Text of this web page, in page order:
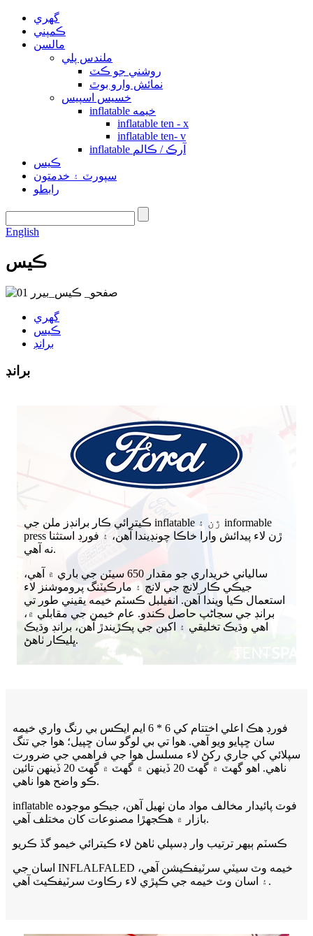
گهري
ڪمپني
مالسن
ملندس پلي
روشني جو ڪٽ
نمائش وارو بوٿ
خسيس اسپيس
inflatable خيمه
inflatable ten - x
inflatable ten- v
inflatable آرڪ / ڪالم
ڪيس
سپورٽ ۽ خدمتون
رابطو
English
ڪيس
گهري
ڪيس
برانڊ
برانڊ
ڪيترائي ڪار برانڊز ملن جي inflatable ڙن ۽ informable
press ڙن لاء پيدائش وارا خاڪا چونڊيندا آهن، ۽ فورڊ استثنا
نه آهي.
سالياني خريداري جو مقدار 650 سيٽن جي باري ۾ آهي،
جيڪي ڪار لانچ جي لانچ ۽ مارڪيٽنگ پروموشنز لاء
استعمال ڪيا ويندا آهن. انفيلبل ڪسٽم خيمه يقيني طور تي
برانڊ جي سڃاڻپ حاصل ڪندو. عام خيمن جي مقابلي ۾،
اهي وڌيڪ تخليقي ۽ اکين جي پڪڙيندڙ آهن، برانڊ وڌيڪ
ڀليڪار ٺاهڻ.
فورڊ هڪ اعلي اختتام کي 6 * 6 ايم ايڪس بي رنگ واري خيمه
سان ڇپايو ويو آهي. هوا تي بي لوگو سان ڇپيل؛ هوا جي تنگ
سپلائي کي جاري رکڻ لاء مسلسل هوا جي فراهمي جي ضرورت
ناهي. اهو گهٽ ۾ گهٽ 20 ڏينهن ۾ گهٽ ۾ گهٽ 20 ڏينهن تائين
ڪو واضح هوا ناهي.
inflatable فوٽ پائيدار مخالف مواد مان ٺهيل آهن، جيڪو موجوده
بازار ۾ هڪجهڙا مصنوعات کان مختلف آهي.
ڪسٽم ٻيهر ترتيب وار ڊسپلي ٺاهڻ لاء ڪيترائي خيمو گڏ ڪريو
اسان جي INFLALFALED خيمه وٽ سيٽي سرٽيفڪيشن آهي،
۽ اسان وٽ خيمه جي ڪپڙي لاء رڪاوٽ سرٽيفڪيٽ آهي.